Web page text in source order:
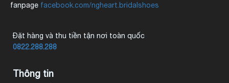
fanpage facebook.com/ngheart.bridalshoes
Đặt hàng và thu tiền tận nơi toàn quốc
0822.288.288
Thông tin